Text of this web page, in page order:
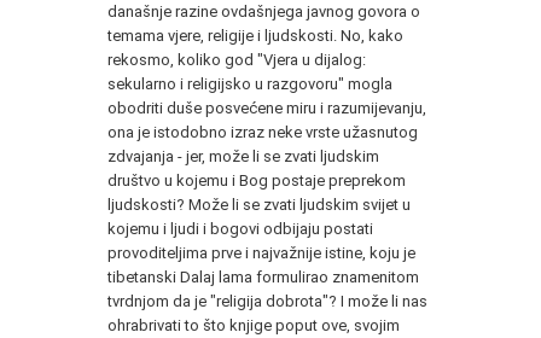
današnje razine ovdašnjega javnog govora o
temama vjere, religije i ljudskosti. No, kako
rekosmo, koliko god "Vjera u dijalog:
sekularno i religijsko u razgovoru" mogla
obodriti duše posvećene miru i razumijevanju,
ona je istodobno izraz neke vrste užasnutog
zdvajanja - jer, može li se zvati ljudskim
društvo u kojemu i Bog postaje preprekom
ljudskosti? Može li se zvati ljudskim svijet u
kojemu i ljudi i bogovi odbijaju postati
provoditeljima prve i najvažnije istine, koju je
tibetanski Dalaj lama formulirao znamenitom
tvrdnjom da je "religija dobrota"? I može li nas
ohrabrivati to što knjige poput ove, svojim